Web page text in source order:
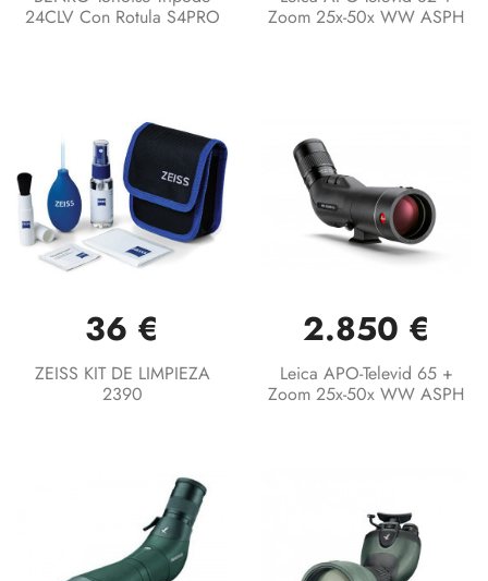
24CLV Con Rotula S4PRO
Zoom 25x-50x WW ASPH
36 €
ZEISS KIT DE LIMPIEZA
2390
2.850 €
Leica APO-Televid 65 +
Zoom 25x-50x WW ASPH